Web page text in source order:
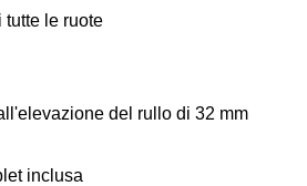
tutte le ruote
del rullo di 32 mm
inclusa